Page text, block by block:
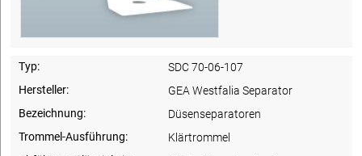
Typ:
SDC 70-06-107
Hersteller:
GEA Westfalia Separator
Bezeichnung:
Düsenseparatoren
Trommel-Ausführung:
Klärtrommel